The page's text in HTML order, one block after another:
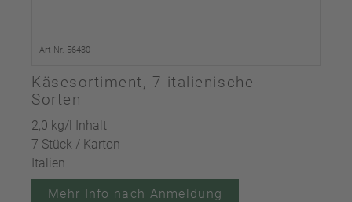
Art-Nr. 56430
Käsesortiment, 7 italienische
Sorten
2,0 kg/l Inhalt
7 Stück / Karton
Italien
Mehr Info nach Anmeldung